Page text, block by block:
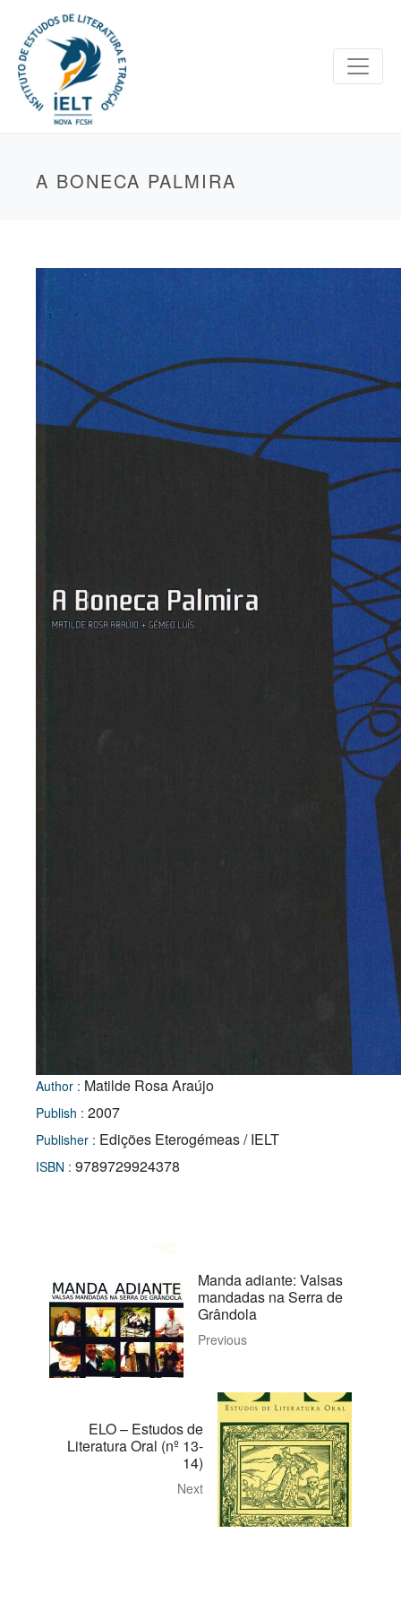
A BONECA PALMIRA
Author : Matilde Rosa Araújo
Publish : 2007
Publisher : Edições Eterogémeas / IELT
ISBN : 9789729924378
Manda adiante: Valsas
mandadas na Serra de
Grândola
Previous
ELO – Estudos de
Literatura Oral (nº 13-
14)
Next